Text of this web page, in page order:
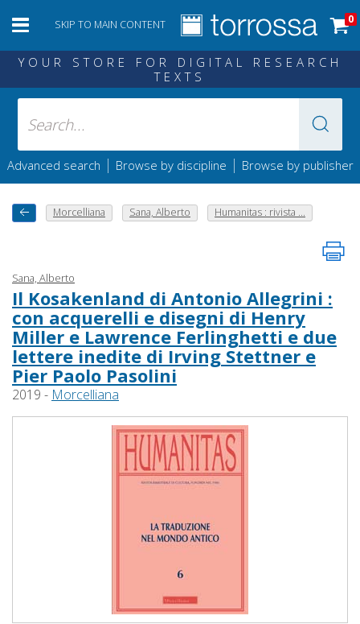
SKIP TO MAIN CONTENT 0
YOUR STORE FOR DIGITAL RESEARCH
TEXTS
Advanced search | Browse by discipline | Browse by publisher
Morcelliana Sana, Alberto Humanitas : rivista ...
Sana, Alberto
Il Kosakenland di Antonio Allegrini :
con acquerelli e disegni di Henry
Miller e Lawrence Ferlinghetti e due
lettere inedite di Irving Stettner e
Pier Paolo Pasolini
2019 - Morcelliana